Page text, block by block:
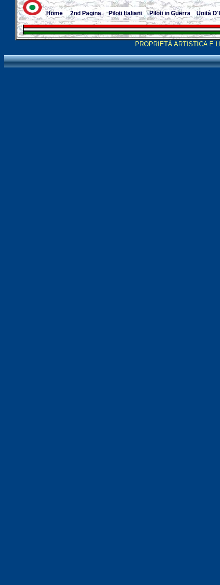
Home 2nd Pagina Piloti Italiani Piloti in Guerra Unità
PROPRIETÀ ARTISTICA E